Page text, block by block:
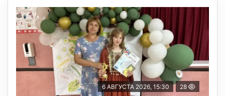
6 АВГУСТА 2026, 15:30 28